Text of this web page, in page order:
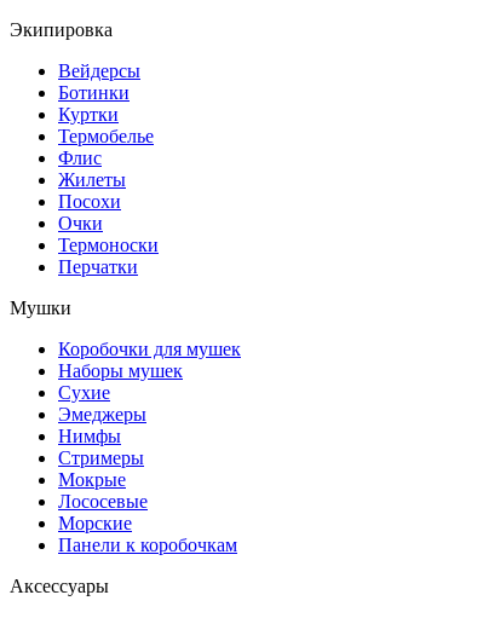
Экипировка
Вейдерсы
Ботинки
Куртки
Термобелье
Флис
Жилеты
Посохи
Очки
Термоноски
Перчатки
Мушки
Коробочки для мушек
Наборы мушек
Сухие
Эмеджеры
Нимфы
Стримеры
Мокрые
Лососевые
Морские
Панели к коробочкам
Аксессуары